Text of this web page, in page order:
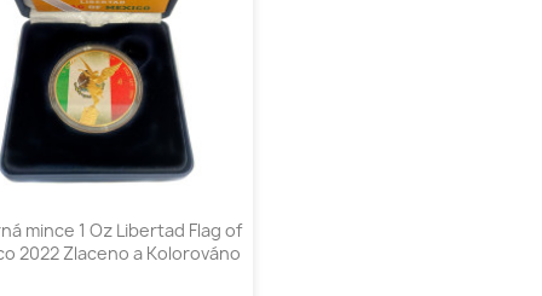
Rychlý náhled
mince 1 Oz Libertad Flag of
2022 Zlaceno a Kolorováno